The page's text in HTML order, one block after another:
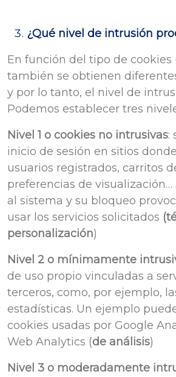
¿Qué nivel de intrusión
En función del tipo de cookies
también se obtienen
y por lo tanto, el nivel de
Podemos establecer tres
Nivel 1 o cookies no intrusivas:
inicio de sesión en sitios
usuarios registrados, carritos
preferencias de
al sistema y su bloqueo
usar los servicios solicitados
personalización)
Nivel 2 o mínimamente
de uso propio vinculadas a
terceros, como, por ejemplo,
estadísticas. Un ejemplo
cookies usadas por Google
Web Analytics (de análisis)
Nivel 3 o moderadamente